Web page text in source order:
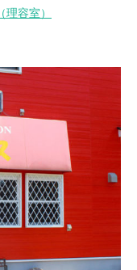
（理容室）